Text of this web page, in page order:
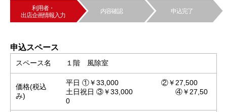
利用者・
出店企画情報入力
内容確認 申込完了
申込スペース
スペース名 １階 風除室
価格(税込
み)
平日 ①￥33,000 ②￥27,500
土日祝日 ③￥33,000 ④￥27,50
0